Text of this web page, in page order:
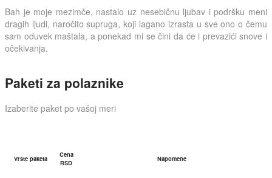
Bah je moje mezimče, nastalo uz nesebičnu ljubav i podršku meni
dragih ljudi, naročito supruga, koji lagano izrasta u sve ono o čemu
sam oduvek maštala, a ponekad mi se čini da će i prevazići snove i
očekivanja.
Paketi za polaznike
Izaberite paket po vašoj meri
Vrste paketa
Cena
RSD
Napomene